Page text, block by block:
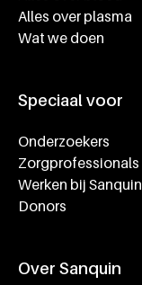
Alles over plasma
Wat we doen
Speciaal voor
Onderzoekers
Zorgprofessionals
Werken bij Sanquin
Donors
Over Sanquin